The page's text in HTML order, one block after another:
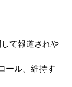
て報道されや
ール、維持す